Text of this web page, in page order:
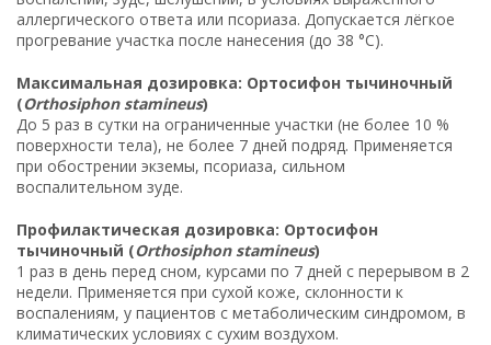
аллергического ответа или псориаза. Допускается лёгкое
прогревание участка после нанесения (до 38 °C).
Максимальная дозировка: Ортосифон тычиночный
(Orthosiphon stamineus)
До 5 раз в сутки на ограниченные участки (не более 10 %
поверхности тела), не более 7 дней подряд. Применяется
при обострении экземы, псориаза, сильном
воспалительном зуде.
Профилактическая дозировка: Ортосифон
тычиночный (Orthosiphon stamineus)
1 раз в день перед сном, курсами по 7 дней с перерывом в 2
недели. Применяется при сухой коже, склонности к
воспалениям, у пациентов с метаболическим синдромом, в
климатических условиях с сухим воздухом.